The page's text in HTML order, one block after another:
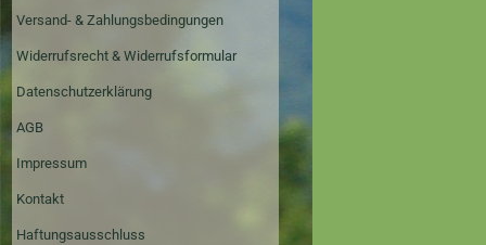
Versand- & Zahlungsbedingungen
Widerrufsrecht & Widerrufsformular
Datenschutzerklärung
AGB
Impressum
Kontakt
Haftungsausschluss